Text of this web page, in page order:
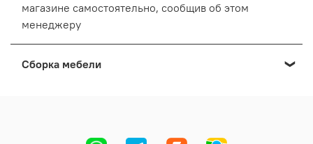
магазине самостоятельно, сообщив об этом
менеджеру
Сборка мебели